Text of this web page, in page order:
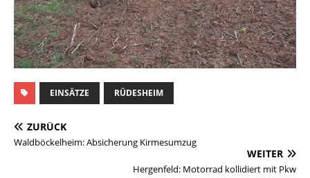
EINSÄTZE RÜDESHEIM
ZURÜCK
Waldböckelheim: Absicherung Kirmesumzug
WEITER
Hergenfeld: Motorrad kollidiert mit Pkw